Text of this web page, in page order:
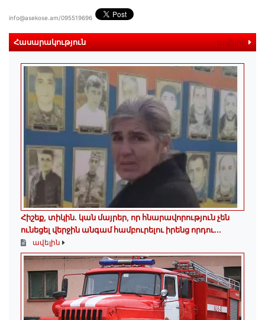
info@asekose.am/095519696
Հասարակություն ավելին
Հիշեք, տիկին․ կան մայրեր, որ հնարավորություն չեն
ունեցել վերջին անգամ համբուրելու իրենց որդու...
ավելին